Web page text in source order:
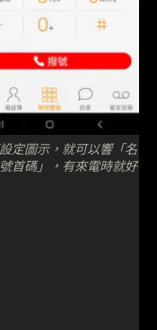
定圖示，就可以響「名
首碼」，有來電時就好